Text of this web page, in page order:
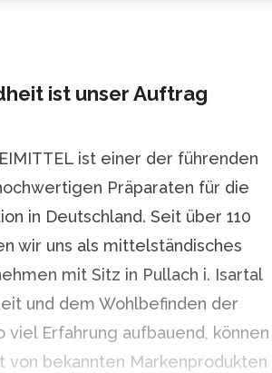
ist unser Auftrag
ist einer der führenden
Präparaten für die
in Deutschland. Seit über 110
wir uns als mittelständisches
mit Sitz in Pullach i. Isartal
und dem Wohlbefinden der
viel Erfahrung aufbauend, können
von bekannten Markenprodukten